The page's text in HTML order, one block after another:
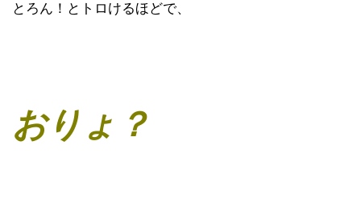
とろん！とトロけるほどで、
おりょ？